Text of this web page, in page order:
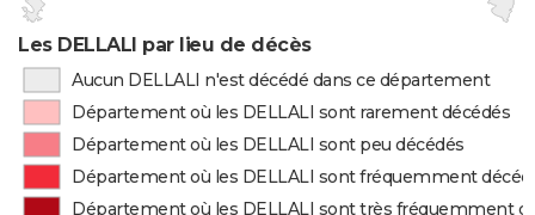
Les DELLALI par lieu de décès
Aucun DELLALI n'est décédé dans ce département
Département où les DELLALI sont rarement décédés
Département où les DELLALI sont peu décédés
Département où les DELLALI sont fréquemment
Département où les DELLALI sont très fréquemment